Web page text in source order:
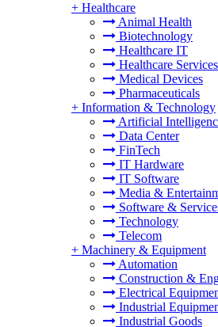
+ Healthcare
Animal Health
Biotechnology
Healthcare IT
Healthcare Services
Medical Devices
Pharmaceuticals
+ Information & Technology
Artificial
Data Center
FinTech
IT Hardware
IT Software
Media &
Software &
Technology
Telecom
+ Machinery & Equipment
Automation
Construction &
Electrical
Industrial
Industrial Goods